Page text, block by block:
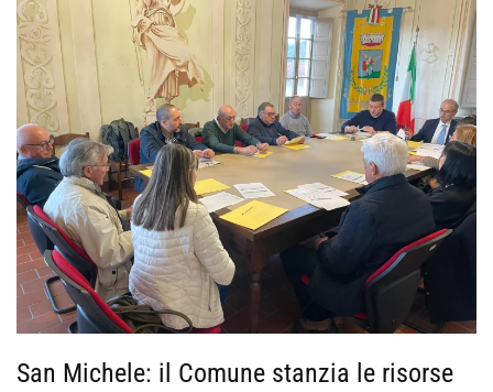
San Michele: il Comune stanzia le risorse